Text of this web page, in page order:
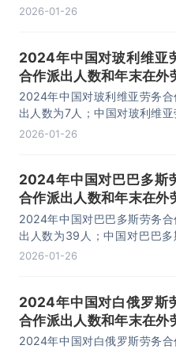
务合作年末在外人员有14人。
2026-01-26
2024年中国对玻利维亚
合作派出人数和年末在外
人员情况统计
2024年中国对玻利维亚劳务合
出人数为7人；中国对玻利维亚
合作年末在外人员有119人。
2026-01-26
2024年中国对巴巴多斯
合作派出人数和年末在外
人员情况统计
2024年中国对巴巴多斯劳务合
出人数为39人；中国对巴巴多
务合作年末在外人员有78人。
2026-01-26
2024年中国对白俄罗斯
合作派出人数和年末在外
人员情况统计
2024年中国对白俄罗斯劳务合